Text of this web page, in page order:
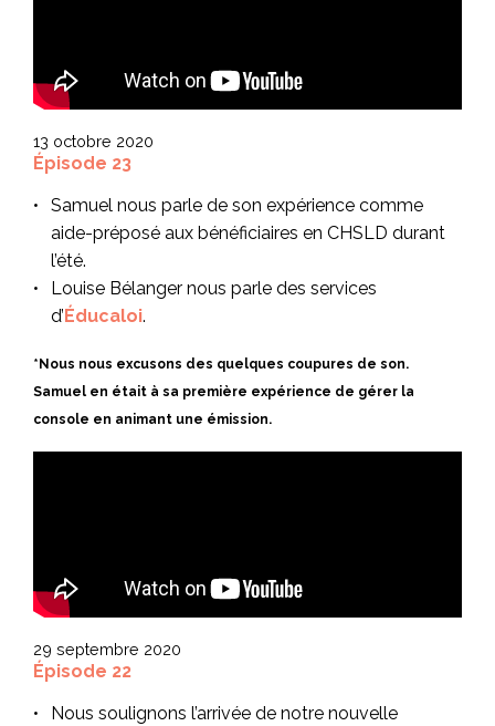
13 octobre 2020
Épisode 23
Samuel nous parle de son expérience comme
aide-préposé aux bénéficiaires en CHSLD durant
l’été.
Louise Bélanger nous parle des services
d’Éducaloi.
*Nous nous excusons des quelques coupures de son.
Samuel en était à sa première expérience de gérer la
console en animant une émission.
29 septembre 2020
Épisode 22
Nous soulignons l’arrivée de notre nouvelle